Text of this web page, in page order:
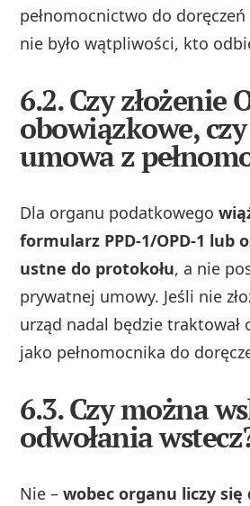
pełnomocnictwo do doręczeń
nie było wątpliwości, kto
6.2. Czy złożenie
obowiązkowe,
umowa z
Dla organu podatkowego
formularz PPD‑1/OPD‑1 lub
ustne do protokołu, a nie
prywatnej umowy. Jeśli nie
urząd nadal będzie traktował
jako pełnomocnika do
6.3. Czy można
odwołania
Nie –wobec organu liczy się